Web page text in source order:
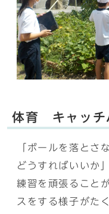
体育 キャッチ
「ボールを落とさ
どうすればいいか
練習を頑張ること
スをする様子がた